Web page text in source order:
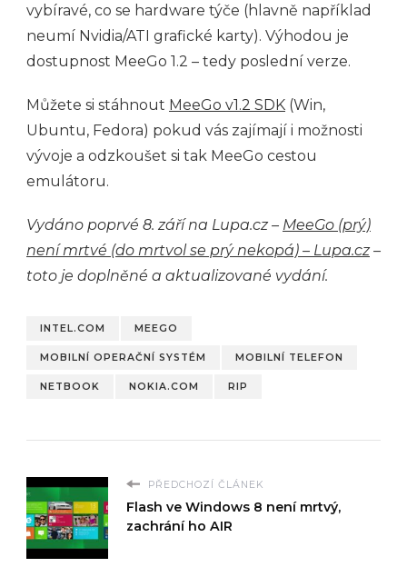
vybíravé, co se hardware týče (hlavně například
neumí Nvidia/ATI grafické karty). Výhodou je
dostupnost MeeGo 1.2 – tedy poslední verze.
Můžete si stáhnout MeeGo v1.2 SDK (Win,
Ubuntu, Fedora) pokud vás zajímají i možnosti
vývoje a odzkoušet si tak MeeGo cestou
emulátoru.
Vydáno poprvé 8. září na Lupa.cz – MeeGo (prý)
není mrtvé (do mrtvol se prý nekopá) – Lupa.cz–
toto je doplněné a aktualizované vydání.
INTEL.COM MEEGO
MOBILNÍ OPERAČNÍ SYSTÉM MOBILNÍ TELEFON
NETBOOK NOKIA.COM RIP
PŘEDCHOZÍ ČLÁNEK
Flash ve Windows 8 není mrtvý,
zachrání ho AIR